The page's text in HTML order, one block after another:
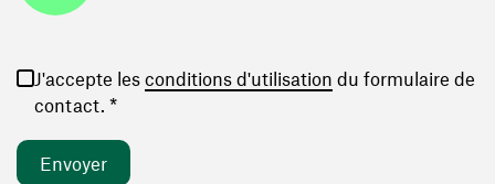
J'accepte les conditions d'utilisation (ouvre une
du formulaire de
contact. *